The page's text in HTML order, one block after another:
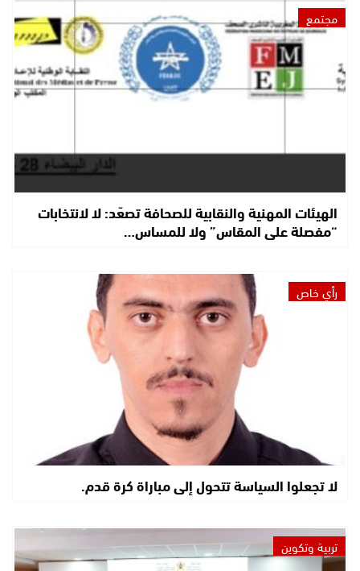
مجتمع
الهيئات المهنية والنقابية للصحافة تصعّد: لا لانتخابات
“مفصلة على المقاس” ولا للمساس…
رأي خاص
لا تجعلوا السياسة تتحول إلى مباراة كرة قدم.
تربية وتكوين